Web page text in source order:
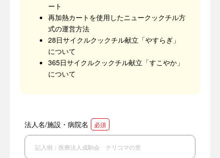
ート
再加熱カートを使用したニュークックチル方
式の運営方法
28日サイクルクックチル献立「やすらぎ」
について
365日サイクルクックチル献立「すこやか」
について
法人名/施設・病院名 必須